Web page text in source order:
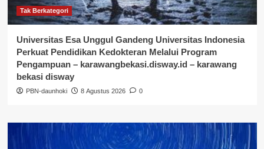
Tak Berkategori
Universitas Esa Unggul Gandeng Universitas Indonesia
Perkuat Pendidikan Kedokteran Melalui Program
Pengampuan – karawangbekasi.disway.id – karawang
bekasi disway
PBN-daunhoki 8 Agustus 2026 0